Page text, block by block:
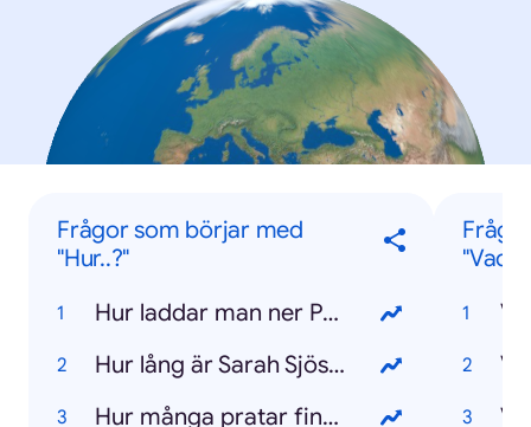
Frågor som börjar med
"Hur..?"
Hur laddar man ner Pokémon Go?
Hur lång är Sarah Sjöström?
Hur många pratar finska i Sverige?